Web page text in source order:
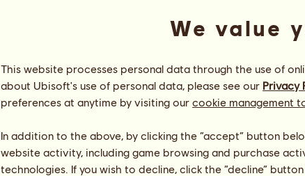
We value
This website processes personal data through the use of
about Ubisoft's use of personal data, please see our Privacy
preferences at anytime by visiting our cookie management
In addition to the above, by clicking the “accept” button
website activity, including game browsing and purchase
technologies. If you wish to decline, click the “decline”